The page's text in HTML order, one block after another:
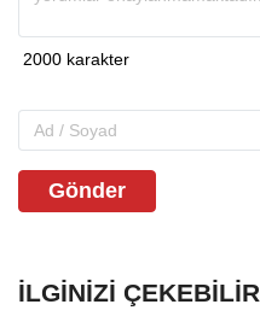
Gönder
İLGINIZI ÇEKEBILIR